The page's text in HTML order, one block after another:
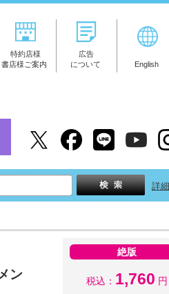
特約店様
書店様ご案内
広告
について
English
詳
ン
絶版
税込： 1,760 円